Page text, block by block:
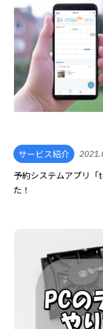
サービス紹介
予約システムアプリ
た！